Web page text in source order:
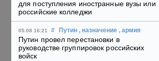
для поступления иностранные вузы или
российские колледжи
05.08 16:21 # Путин , назначение , армия
Путин провел перестановки в
руководстве группировок российских
войск